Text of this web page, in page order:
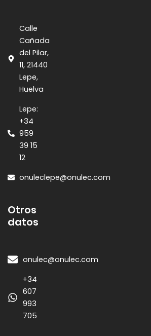
Calle
Cañada
del Pilar,
11, 21440
Lepe,
Huelva
Lepe:
+34
959
39 15
12
onuleclepe@onulec.com
Otros
datos
onulec@onulec.com
+34
607
993
705